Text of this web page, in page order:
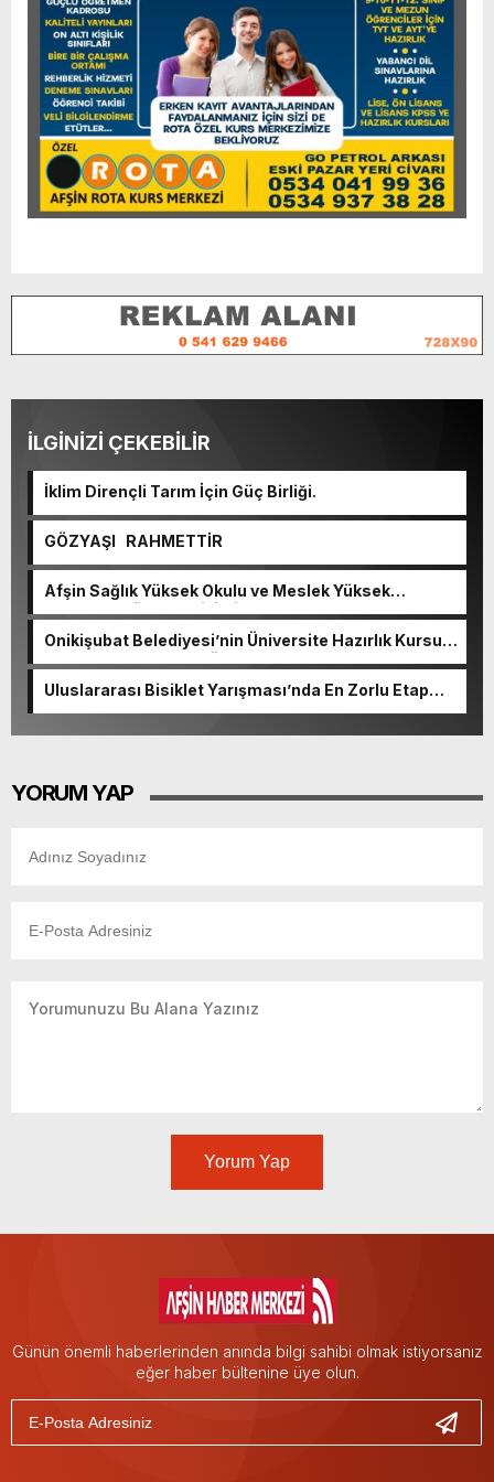
İLGİNİZİ ÇEKEBİLİR
İklim Dirençli Tarım İçin Güç Birliği.
GÖZYAŞI RAHMETTİR
Afşin Sağlık Yüksek Okulu ve Meslek Yüksek
Okulunda görev değişimi!
Onikişubat Belediyesi’nin Üniversite Hazırlık Kursu
başvurularında son gün 7 Ağustos.
Uluslararası Bisiklet Yarışması’nda En Zorlu Etap
YORUM YAP
Yorum Yap
Günün önemli haberlerinden anında bilgi sahibi olmak istiyorsanız
eğer haber bültenine üye olun.